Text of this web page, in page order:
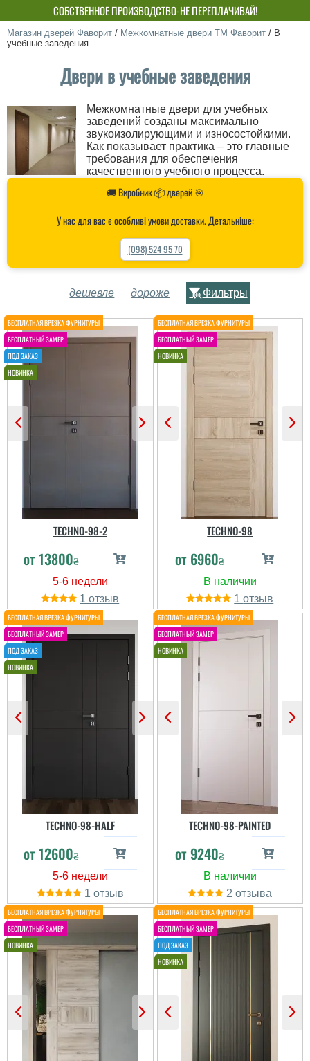
СОБСТВЕННОЕ ПРОИЗВОДСТВО-НЕ ПЕРЕПЛАЧИВАЙ!
Магазин дверей Фаворит / Межкомнатные двери ТМ Фаворит / В
учебные заведения
Двери в учебные заведения
Межкомнатные двери для учебных
заведений созданы максимально
звукоизолирующими и износостойкими.
Как показывает практика – это главные
требования для обеспечения
качественного учебного процесса.
🚚 Виробник 📦 дверей 🎯
У нас для вас є особливі умови доставки. Детальніше:
(098) 524 95 70
дешевле дороже Фильтры
TECHNO-98-2
от13800₴
1
TECHNO-98
от 6960₴
1
TECHNO-98-HALF
от12600₴
1
TECHNO-98-PAINTED
от9240₴
2